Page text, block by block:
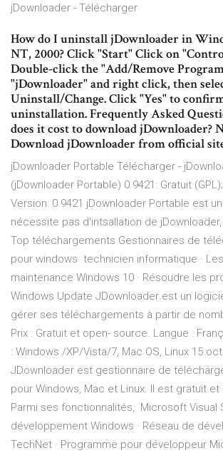
jDownloader - Télécharger
How do I uninstall jDownloader in
NT, 2000? Click "Start" Click on
Double-click the "Add/Remove
"jDownloader" and right click, then
Uninstall/Change. Click "Yes" to
uninstallation. Frequently Asked
does it cost to download jDownloader?
Download jDownloader from official
jDownloader Portable Télécharger -
(jDownloader Portable) 0.9421: Gratuit
Version: 0.9421 jDownloader Portable est
nécessite pas d'intsallation de
Top téléchargements Gestionnaires de
pour windows technicien informatique ·
maintenance Windows 10 · Résoudre les
Windows Update JDownloader est un
gérer ses téléchargements à partir de
Prix : Gratuit et open- source. Langue :
: Windows /XP/Vista/7, Mac OS, Linux 15
JDownloader est gestionnaire de
pour Windows, Mac et Linux. Il est gratuit
Parmi ses fonctionnalités, Microsoft Visual
développement Windows · Réseau de
TechNet · Programme pour développeur